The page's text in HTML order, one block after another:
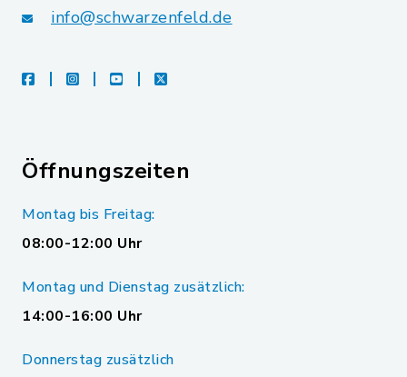
info@schwarzenfeld.de
facebookinstagramyoutubeX
Öffnungszeiten
Montag bis Freitag:
08:00-12:00 Uhr
Montag und Dienstag zusätzlich:
14:00-16:00 Uhr
Donnerstag zusätzlich